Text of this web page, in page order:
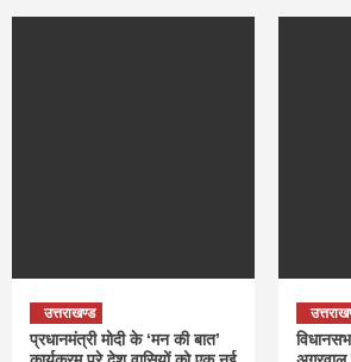
उत्तराखण्ड
प्रधानमंत्री मोदी के ‘मन की बात’